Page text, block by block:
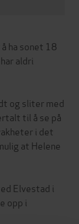
ha sonet 18
aldri
og sliter med
til å se på
i det
at Helene
Elvestad i
opp i